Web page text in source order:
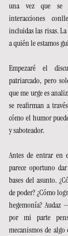
una vez que se
interacciones
incluidas las risas.
a quién le estamos
Empezaré el
patriarcado, pero
que me urge es
se reafirman a
cómo el humor
y saboteador.
Antes de entrar en
parece oportuno
bases del asunto.
de poder? ¿Cómo
hegemonía? Audaz
por mi parte
mecanismos de